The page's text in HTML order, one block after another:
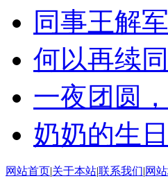
同事王解军
何以再续
一夜团圆
奶奶的生日
网站首页|关于本站|联系我们|网